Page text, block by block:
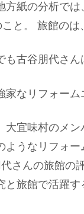
方紙の分析で
と。 旅館のは
も古谷朋代さ
なリフォーム
大宜味村のメ
ようなリフォ
さんの旅館の
旅館で活躍す